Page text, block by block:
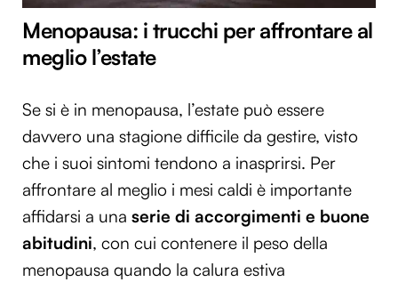
Menopausa: i trucchi per affrontare al
meglio l’estate
Se si è in menopausa, l’estate può essere
davvero una stagione difficile da gestire, visto
che i suoi sintomi tendono a inasprirsi. Per
affrontare al meglio i mesi caldi è importante
affidarsi a una serie di accorgimenti e buone
abitudini, con cui contenere il peso della
menopausa quando la calura estiva